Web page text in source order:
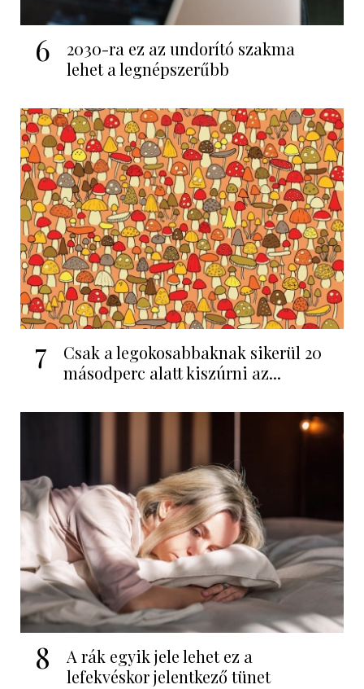
6
2030-ra ez az undorító szakma
lehet a legnépszerűbb
7
Csak a legokosabbaknak sikerül 20
másodperc alatt kiszúrni az...
8
A rák egyik jele lehet ez a
lefekvéskor jelentkező tünet